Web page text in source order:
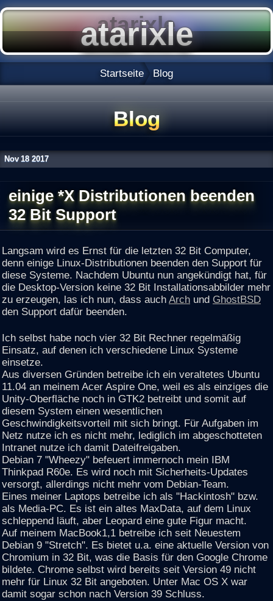
Startseite Blog
Blog
Nov 18 2017
einige *X Distributionen beenden
32 Bit Support
Langsam wird es Ernst für die letzten 32 Bit Computer,
denn einige Linux-Distributionen beenden den Support für
diese Systeme. Nachdem Ubuntu nun angekündigt hat, für
die Desktop-Version keine 32 Bit Installationsabbilder mehr
zu erzeugen, las ich nun, dass auch Arch und GhostBSD
den Support dafür beenden.
Ich selbst habe noch vier 32 Bit Rechner regelmäßig
Einsatz, auf denen ich verschiedene Linux Systeme
einsetze.
Aus diversen Gründen betreibe ich ein veraltetes Ubuntu
11.04 an meinem Acer Aspire One, weil es als einziges die
Unity-Oberfläche noch in GTK2 betreibt und somit auf
diesem System einen wesentlichen
Geschwindigkeitsvorteil mit sich bringt. Für Aufgaben im
Netz nutze ich es nicht mehr, lediglich im abgeschotteten
Intranet nutze ich damit Dateifreigaben.
Debian 7 "Wheezy" befeuert immernoch mein IBM
Thinkpad R60e. Es wird noch mit Sicherheits-Updates
versorgt, allerdings nicht mehr vom Debian-Team.
Eines meiner Laptops betreibe ich als "Hackintosh" bzw.
als Media-PC. Es ist ein altes MaxData, auf dem Linux
schleppend läuft, aber Leopard eine gute Figur macht.
Auf meinem MacBook1,1 betreibe ich seit Neuestem
Debian 9 "Stretch". Es bietet u.a. eine aktuelle Version von
Chromium in 32 Bit, was die Basis für den Google Chrome
bildete. Chrome selbst wird bereits seit Version 49 nicht
mehr für Linux 32 Bit angeboten. Unter Mac OS X war
damit sogar schon nach Version 39 Schluss.